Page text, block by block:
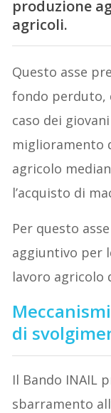
produzione
agricoli.
Questo asse
fondo perduto,
caso dei
miglioramento
agricolo
l’acquisto di
Per questo
aggiuntivo per
lavoro agricolo
di
Il Bando INAIL
sbarramento